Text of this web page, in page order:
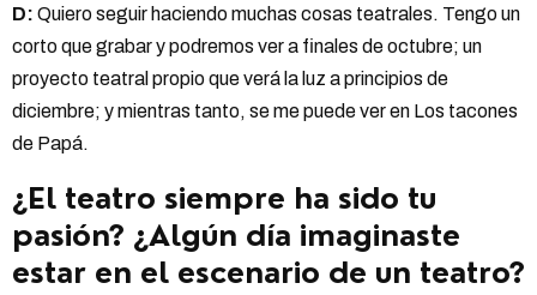
D: Quiero seguir haciendo muchas cosas teatrales. Tengo un
corto que grabar y podremos ver a finales de octubre; un
proyecto teatral propio que verá la luz a principios de
diciembre; y mientras tanto, se me puede ver en Los tacones
de Papá.
¿El teatro siempre ha sido tu
pasión? ¿Algún día imaginaste
estar en el escenario de un teatro?